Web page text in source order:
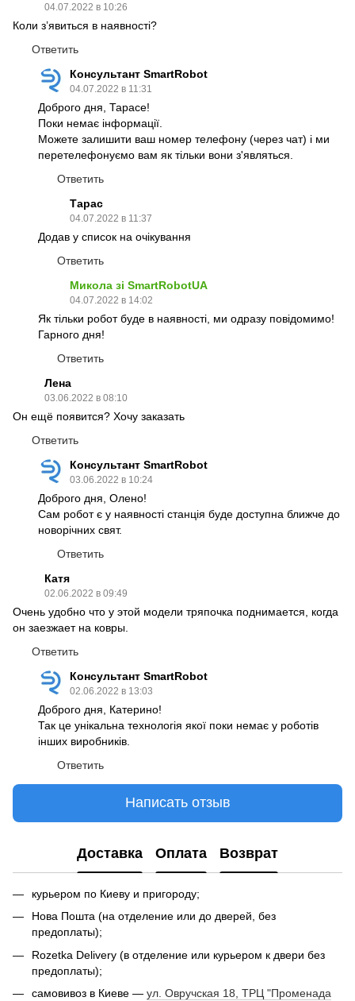
04.07.2022 в 10:26
Коли з’явиться в наявності?
Ответить
Консультант SmartRobot
04.07.2022 в 11:31
Доброго дня, Тарасе!
Поки немає інформації.
Можете залишити ваш номер телефону (через чат) і ми
перетелефонуємо вам як тільки вони з'являться.
Ответить
Тарас
04.07.2022 в 11:37
Додав у список на очікування
Ответить
Микола зі SmartRobotUA
04.07.2022 в 14:02
Як тільки робот буде в наявності, ми одразу повідомимо!
Гарного дня!
Ответить
Лена
03.06.2022 в 08:10
Он ещё появится? Хочу заказать
Ответить
Консультант SmartRobot
03.06.2022 в 10:24
Доброго дня, Олено!
Сам робот є у наявності станція буде доступна ближче до
новорічних свят.
Ответить
Катя
02.06.2022 в 09:49
Очень удобно что у этой модели тряпочка поднимается, когда
он заезжает на ковры.
Ответить
Консультант SmartRobot
02.06.2022 в 13:03
Доброго дня, Катерино!
Так це унікальна технологія якої поки немає у роботів
інших виробників.
Ответить
Написать отзыв
Доставка Оплата Возврат
курьером по Киеву и пригороду;
Нова Пошта (на отделение или до дверей, без
предоплаты);
Rozetka Delivery (в отделение или курьером к двери без
предоплаты);
самовивоз в Киеве — ул. Овручская 18, ТРЦ "Променада